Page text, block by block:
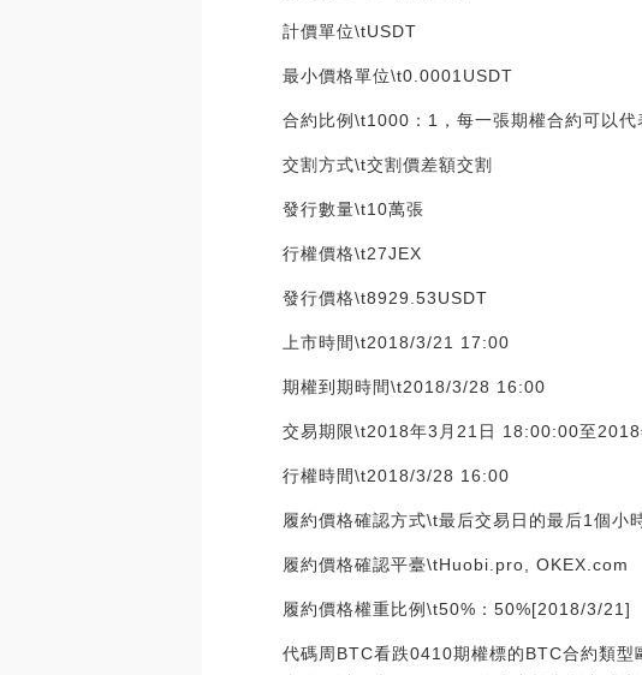
計價單位\tUSDT
最小價格單位\t0.0001USDT
合約比例\t1000：1，每一張期權合約可以
交割方式\t交割價差額交割
發行數量\t10萬張
行權價格\t27JEX
發行價格\t8929.53USDT
上市時間\t2018/3/21 17:00
期權到期時間\t2018/3/28 16:00
交易期限\t2018年3月21日 18:00:00至
行權時間\t2018/3/28 16:00
履約價格確認方式\t最后交易日的最后1個
履約價格確認平臺\tHuobi.pro, OKEX.com
履約價格權重比例\t50%：50%[2018/3/21]
代碼周BTC看跌0410期權標的BTC合約類